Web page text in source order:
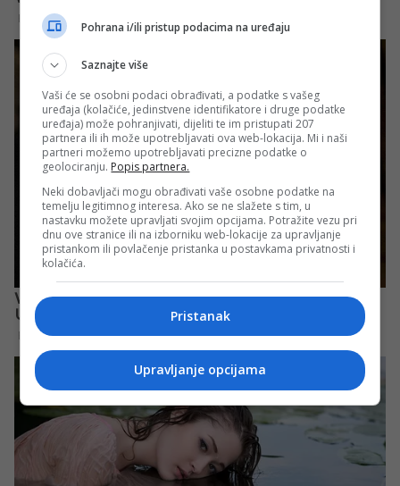
Pohrana i/ili pristup podacima na uređaju
Saznajte više
Vaši će se osobni podaci obrađivati, a podatke s vašeg
uređaja (kolačiće, jedinstvene identifikatore i druge podatke
uređaja) može pohranjivati, dijeliti te im pristupati 207
partnera ili ih može upotrebljavati ova web-lokacija. Mi i naši
partneri možemo upotrebljavati precizne podatke o
geolociranju. Popis partnera.
Neki dobavljači mogu obrađivati vaše osobne podatke na
temelju legitimnog interesa. Ako se ne slažete s tim, u
nastavku možete upravljati svojim opcijama. Potražite vezu pri
dnu ove stranice ili na izborniku web-lokacije za upravljanje
pristankom ili povlačenje pristanka u postavkama privatnosti i
kolačića.
Pristanak
Upravljanje opcijama